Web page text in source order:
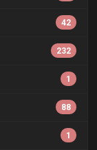
42
232
1
88
1